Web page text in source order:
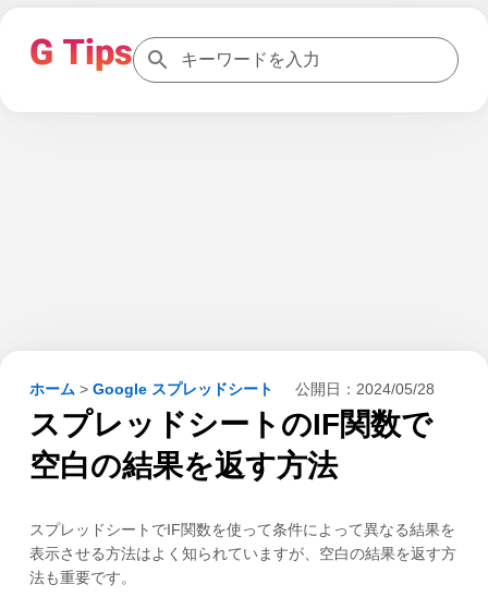
ホーム > Google スプレッドシート 公開日： 2024/05/28
スプレッドシートのIF関数で
空白の結果を返す方法
スプレッドシートでIF関数を使って条件によって異なる結果を
表示させる方法はよく知られていますが、空白の結果を返す方
法も重要です。